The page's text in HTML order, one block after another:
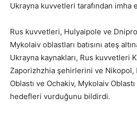
Ukrayna kuvvetleri tarafından imha
Rus kuvvetleri, Hulyaipole ve
Mykolaiv oblastları batısını ateş
Ukrayna kaynakları, Rus kuvvetleri
Zaporizhzhia şehirlerini ve
Oblastı ve Ochakiv, Mykolaiv Oblastı
hedefleri vurduğunu bildirdi.